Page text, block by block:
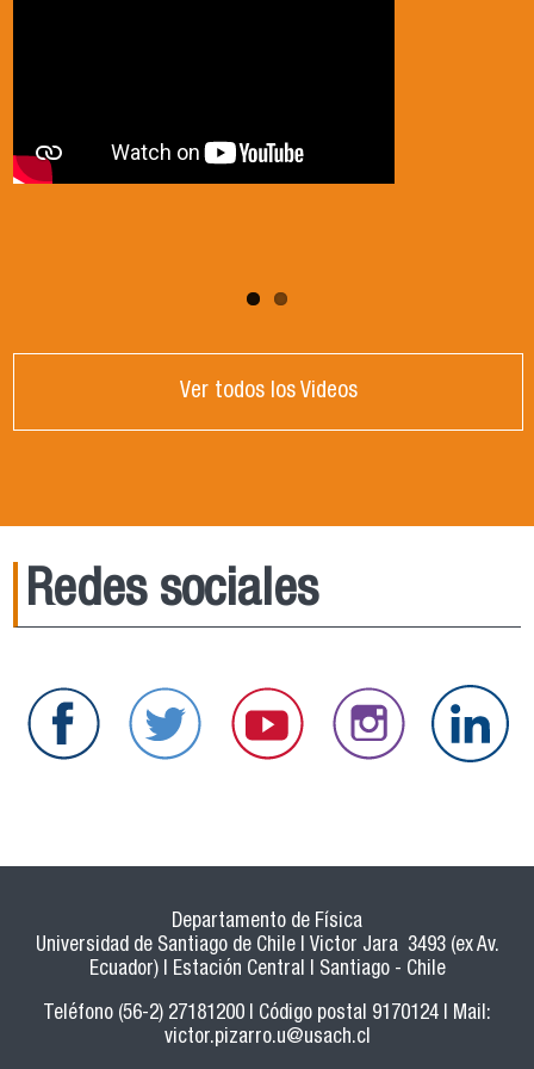
Ver todos los Videos
Redes sociales
Departamento de Física
Universidad de Santiago de Chile | Victor Jara 3493 (ex Av.
Ecuador) | Estación Central | Santiago - Chile
Teléfono (56-2) 27181200 | Código postal 9170124 | Mail:
victor.pizarro.u@usach.cl